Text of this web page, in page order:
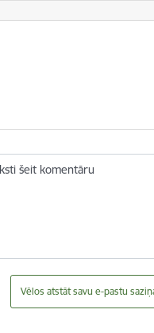
bija noderīga?
šeit komentāru
Vēlos atstāt savu e-pastu